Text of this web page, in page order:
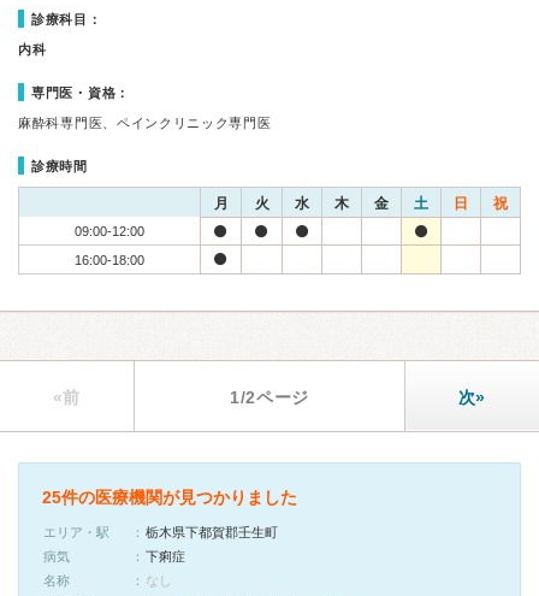
診療科目：
内科
専門医・資格：
麻酔科専門医、ペインクリニック専門医
診療時間
月 火 水 木 金 土 日 祝
09:00-12:00
16:00-18:00
«前 1/2ページ 次»
25件の医療機関が見つかりました
エリア・駅
栃木県下都賀郡壬生町
病気
下痢症
名称
なし